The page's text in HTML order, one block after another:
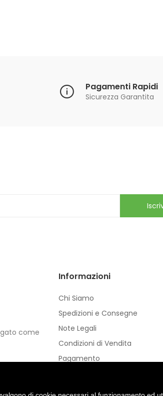
Pagamenti Rapidi
Sicurezza Garantita
come
Informazioni
Chi Siamo
Spedizioni e Consegne
Note Legali
Condizioni di Vendita
Pagamento